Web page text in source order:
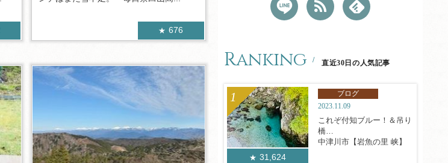
676
Ranking 直近30日の人気記事
31,624
ブログ
2023.11.09
これぞ付知ブルー！＆吊り
橋
中津川市【岩魚の里 峡】